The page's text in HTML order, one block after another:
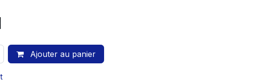
Ajouter au panier